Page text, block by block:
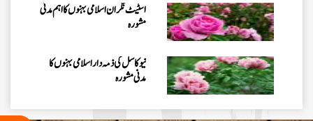
اسٹیٹ نگران اسلامی بہنوں کا اہم مدنی
مشورہ
نیو کاسل کی ذمہ دار اسلامی بہنوں کا
مدنی مشورہ
سڈنی نگران کے ہمراہ اہم مدنی مشورہ